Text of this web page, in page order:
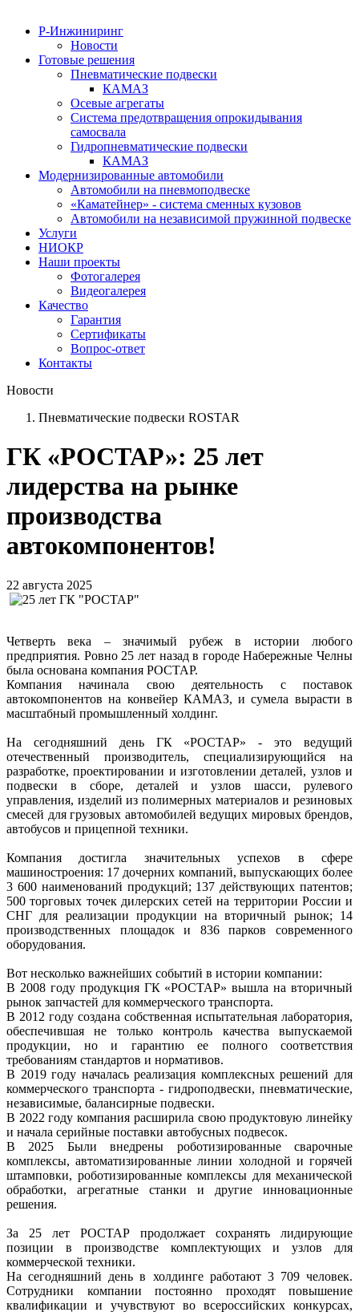
Р-Инжиниринг
Новости
Готовые решения
Пневматические подвески
КАМАЗ
Осевые агрегаты
Система предотвращения опрокидывания
самосвала
Гидропневматические подвески
КАМАЗ
Модернизированные автомобили
Автомобили на пневмоподвеске
«Каматейнер» - система сменных кузовов
Автомобили на независимой пружинной подвеске
Услуги
НИОКР
Наши проекты
Фотогалерея
Видеогалерея
Качество
Гарантия
Сертификаты
Вопрос-ответ
Контакты
Новости
Пневматические подвески ROSTAR
ГК «РОСТАР»: 25 лет
лидерства на рынке
производства
автокомпонентов!
22 августа 2025
Четверть века – значимый рубеж в истории любого
предприятия. Ровно 25 лет назад в городе Набережные Челны
была основана компания РОСТАР.
Компания начинала свою деятельность с поставок
автокомпонентов на конвейер КАМАЗ, и сумела вырасти в
масштабный промышленный холдинг.
На сегодняшний день ГК «РОСТАР» - это ведущий
отечественный производитель, специализирующийся на
разработке, проектировании и изготовлении деталей, узлов и
подвески в сборе, деталей и узлов шасси, рулевого
управления, изделий из полимерных материалов и резиновых
смесей для грузовых автомобилей ведущих мировых брендов,
автобусов и прицепной техники.
Компания достигла значительных успехов в сфере
машиностроения: 17 дочерних компаний, выпускающих более
3 600 наименований продукций; 137 действующих патентов;
500 торговых точек дилерских сетей на территории России и
СНГ для реализации продукции на вторичный рынок; 14
производственных площадок и 836 парков современного
оборудования.
Вот несколько важнейших событий в истории компании:
В 2008 году продукция ГК «РОСТАР» вышла на вторичный
рынок запчастей для коммерческого транспорта.
В 2012 году создана собственная испытательная лаборатория,
обеспечившая не только контроль качества выпускаемой
продукции, но и гарантию ее полного соответствия
требованиям стандартов и нормативов.
В 2019 году началась реализация комплексных решений для
коммерческого транспорта - гидроподвески, пневматические,
независимые, балансирные подвески.
В 2022 году компания расширила свою продуктовую линейку
и начала серийные поставки автобусных подвесок.
В 2025 Были внедрены роботизированные сварочные
комплексы, автоматизированные линии холодной и горячей
штамповки, роботизированные комплексы для механической
обработки, агрегатные станки и другие инновационные
решения.
За 25 лет РОСТАР продолжает сохранять лидирующие
позиции в производстве комплектующих и узлов для
коммерческой техники.
На сегодняшний день в холдинге работают 3 709 человек.
Сотрудники компании постоянно проходят повышение
квалификации и учувствуют во всероссийских конкурсах,